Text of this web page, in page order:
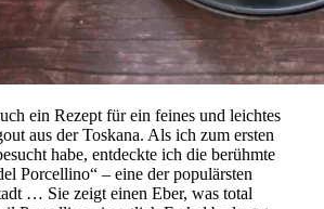
ein Rezept für ein feines und leichtes
aus der Toskana. Als ich zum ersten
habe, entdeckte ich die berühmte
Porcellino“ – eine der populärsten
… Sie zeigt einen Eber, was total